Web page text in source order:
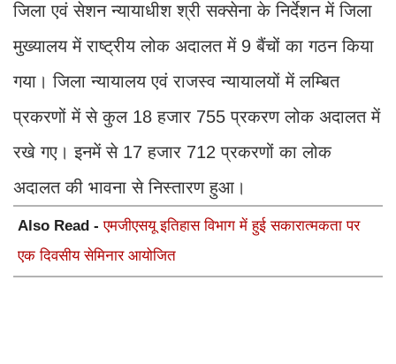
जिला एवं सेशन न्यायाधीश श्री सक्सेना के निर्देशन में जिला
मुख्यालय में राष्ट्रीय लोक अदालत में 9 बैंचों का गठन किया
गया। जिला न्यायालय एवं राजस्व न्यायालयों में लम्बित
प्रकरणों में से कुल 18 हजार 755 प्रकरण लोक अदालत में
रखे गए। इनमें से 17 हजार 712 प्रकरणों का लोक
अदालत की भावना से निस्तारण हुआ।
Also Read -एमजीएसयू इतिहास विभाग में हुई सकारात्मकता पर
एक दिवसीय सेमिनार आयोजित